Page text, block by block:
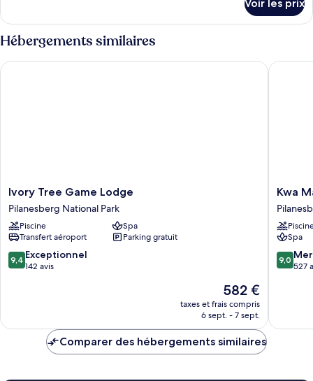
le
type
de
chambre
Chambre
Voir les prix
Hébergements similaires
Ivory
Tree
Game
Lodge
Pilanesberg
National
Park
Ivory Tree Game Lodge
Pilanesberg National Park
Piscine
Spa
Transfert aéroport
Parking gratuit
9.4
sur
9,4 Exceptionnel
142 avis
Le
nouveau
prix
de
582 €
taxes et frais compris
6 sept. - 7 sept.
Ivory Tree Game Lodge
Kwa
Bush
Lodge
National
Park
Kwa
Spa
9.0
sur
9,0
527
Kwa
Comparer des hébergements similaires